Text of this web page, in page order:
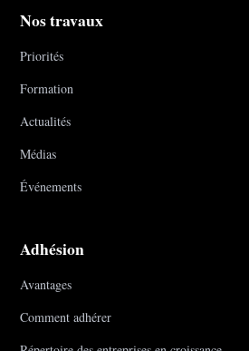
Nos travaux
Priorités
Formation
Actualités
Médias
Événements
Adhésion
Avantages
Comment adhérer